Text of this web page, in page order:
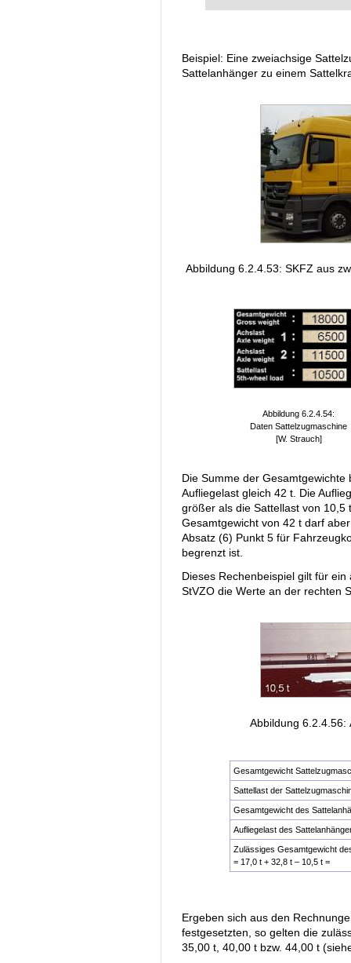
Beispiel: Eine zweiachsige
Sattelanhänger zu einem
Abbildung 6.2.4.53: SKFZ aus
Abbildung 6.2.4.54:
Daten Sattelzugmaschine
[W. Strauch]
Die Summe der
Aufliegelast gleich 42 t. Die
größer als die Sattellast von 10,5
Gesamtgewicht von 42 t darf
Absatz (6) Punkt 5 für
begrenzt ist.
Dieses Rechenbeispiel gilt für
StVZO die Werte an der rechten
Abbildung 6.2.4.56:
Gesamtgewicht
Sattellast der
Gesamtgewicht des
Aufliegelast des
Zulässiges Gesamtgewicht
= 17,0 t + 32,8 t – 10,5 t =
Ergeben sich aus den
festgesetzten, so gelten die
35,00 t, 40,00 t bzw. 44,00 t